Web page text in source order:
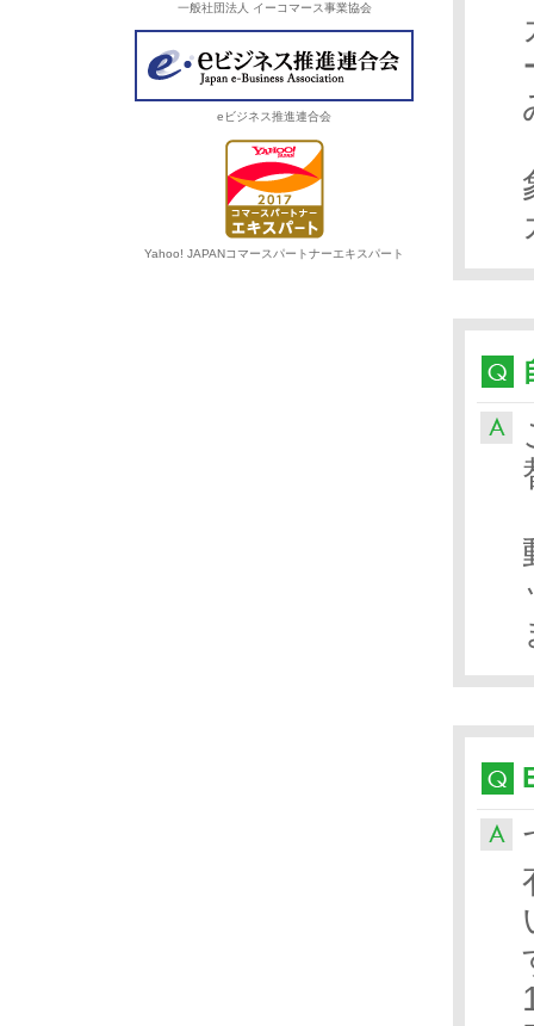
一般社団法人 イーコマース事業協会
eビジネス推進連合会
Yahoo! JAPANコマースパートナーエキスパート